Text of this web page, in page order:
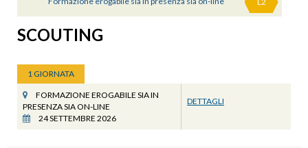
SCOUTING
1 GIORNATA
FORMAZIONE EROGABILE SIA IN
PRESENZA SIA ON-LINE
24 SETTEMBRE 2026
DETTAGLI